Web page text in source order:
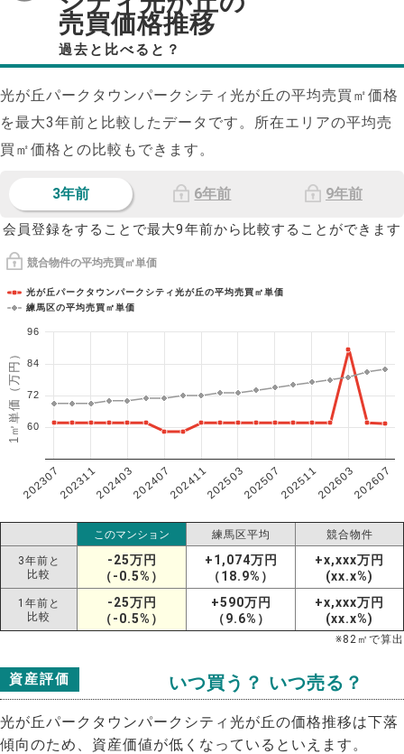
売買価格推移
過去と比べると？
光が丘パークタウンパークシティ光が丘の平均売買㎡価格
を最大3年前と比較したデータです。所在エリアの平均売
買㎡価格との比較もできます。
3年前 6年前 9年前
会員登録をすることで最大9年前から比較することができます
競合物件の平均売買㎡単価
1㎡単価（万円）
光が丘パークタウンパークシティ光が丘の平均売買㎡単価
練馬区の平均売買㎡単価
202307202311202403202407202411202503202507202511202603202607
60
72
84
96
このマンション 練馬区平均 競合物件
3年前と
比較
-25万円
（-0.5%）
+1,074万円
（18.9%）
+x,xxx万円
(xx.x%)
1年前と
比較
-25万円
（-0.5%）
+590万円
（9.6%）
+x,xxx万円
(xx.x%)
※82 ㎡で算出
資産評価 いつ買う？ いつ売る？
光が丘パークタウンパークシティ光が丘の価格推移は下落
傾向のため、資産価値が低くなっているといえます。